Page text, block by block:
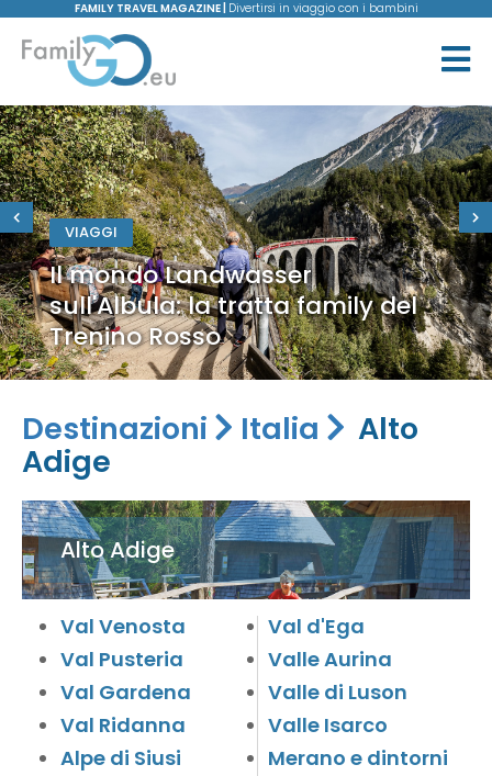
FAMILY TRAVEL MAGAZINE | Divertirsi in viaggio con i bambini
VIAGGI
Il mondo Landwasser
sull'Albula: la tratta family del
Trenino Rosso
Destinazioni Italia
Alto
Adige
Alto Adige
Val Venosta
Val Pusteria
Val Gardena
Val Ridanna
Alpe di Siusi
Val d'Ega
Valle Aurina
Valle di Luson
Valle Isarco
Merano e dintorni